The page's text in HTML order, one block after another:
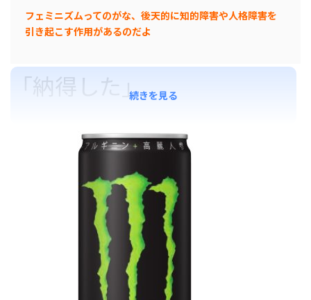
フェミニズムってのがな、後天的に知的障害や人格障害を
引き起こす作用があるのだよ
「納得した」続きを見る